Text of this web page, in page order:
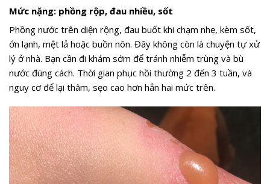
Mức nặng: phồng rộp, đau nhiều, sốt
Phồng nước trên diện rộng, đau buốt khi chạm nhẹ, kèm sốt,
ớn lạnh, mệt lả hoặc buồn nôn. Đây không còn là chuyện tự xử
lý ở nhà. Bạn cần đi khám sớm để tránh nhiễm trùng và bù
nước đúng cách. Thời gian phục hồi thường 2 đến 3 tuần, và
nguy cơ để lại thâm, sẹo cao hơn hẳn hai mức trên.